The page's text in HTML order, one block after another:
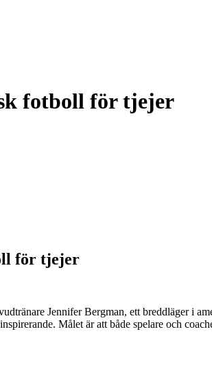
fotboll för tjejer
för tjejer
Jennifer Bergman, ett breddläger i
Målet är att både spelare och